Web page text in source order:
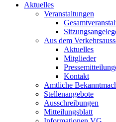
Aktuelles
Veranstaltungen
Aus dem
Aktuelles
Mitglieder
Kontakt
Amtliche
Stellenangebote
Ausschreibungen
Mitteilungsblatt